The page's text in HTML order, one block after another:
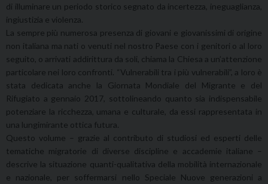
di illuminare un periodo storico segnato da incertezza, ineguaglianza,
ingiustizia e violenza.
La sempre più numerosa presenza di giovani e giovanissimi di origine
non italiana ma nati o venuti nel nostro Paese con i genitori o al loro
seguito, o arrivati addirittura da soli, chiama la Chiesa a un’attenzione
particolare nei loro confronti. “Vulnerabili tra i più vulnerabili”, a loro è
stata dedicata anche la Giornata Mondiale del Migrante e del
Rifugiato a gennaio 2017, sottolineando quanto sia indispensabile
potenziare la ricchezza, umana e culturale, da essi rappresentata in
una lungimirante ottica futura.
Questo volume – grazie al contributo di studiosi ed esperti delle
tematiche migratorie di diverse discipline e accademie italiane –
descrive la situazione quanti-qualitativa della mobilità internazionale
e nazionale, per soffermarsi nello Speciale Nuove generazioni a